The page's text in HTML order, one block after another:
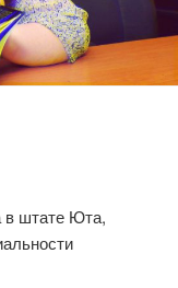
в штате Юта,